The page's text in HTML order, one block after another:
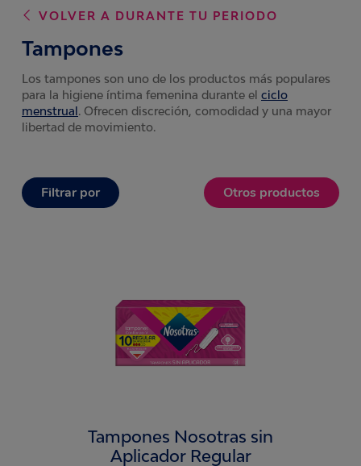
VOLVER A DURANTE TU PERIODO
Tampones
Los tampones son uno de los productos más populares
para la higiene íntima femenina durante el ciclo
menstrual. Ofrecen discreción, comodidad y una mayor
libertad de movimiento.
Filtrar por Otros productos
Tampones Nosotras sin
Aplicador Regular